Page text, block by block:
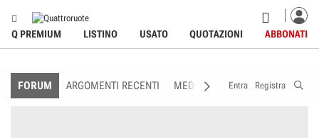
Q PREMIUM LISTINO USATO QUOTAZIONI ABBONATI
FORUM ARGOMENTI RECENTI MEDIA MEMBRI
Entra Registra